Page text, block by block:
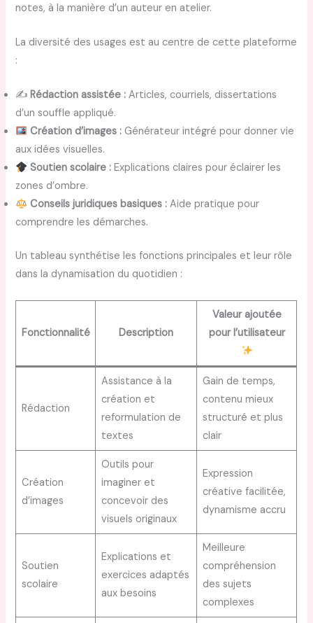
notes, à la manière d’un auteur en atelier.
La diversité des usages est au centre de cette plateforme
:
✍️Rédaction assistée : Articles, courriels, dissertations
d’un souffle appliqué.
Création d’images : Générateur intégré pour donner vie
aux idées visuelles.
Soutien scolaire : Explications claires pour éclairer les
zones d’ombre.
Conseils juridiques basiques : Aide pratique pour
comprendre les démarches.
Un tableau synthétise les fonctions principales et leur rôle
dans la dynamisation du quotidien :
Fonctionnalité Description
Valeur ajoutée
pour l’utilisateur
Rédaction
Assistance à la
création et
reformulation de
textes
Gain de temps,
contenu mieux
structuré et plus
clair
Création
d’images
Outils pour
imaginer et
concevoir des
visuels originaux
Expression
créative facilitée,
dynamisme accru
Soutien
scolaire
Explications et
exercices adaptés
aux besoins
Meilleure
compréhension
des sujets
complexes